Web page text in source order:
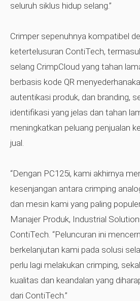
seluruh siklus hidup selang.”
Crimper sepenuhnya kompatibel
ketertelusuran ContiTech,
selang CrimpCloud yang tahan
berbasis kode QR
autentikasi produk, dan branding,
identifikasi yang jelas dan tahan
meningkatkan peluang penjualan
jual.
“Dengan PC125i, kami akhirnya
kesenjangan antara crimping
dan mesin kami yang paling
Manajer Produk, Industrial
ContiTech. “Peluncuran ini
berkelanjutan kami pada solusi
perlu lagi melakukan crimping,
kualitas dan keandalan yang
dari ContiTech.”